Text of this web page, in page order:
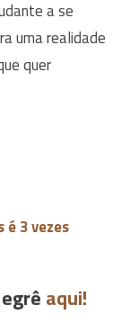
a se
uma realidade
quer
é 3 vezes
aqui!